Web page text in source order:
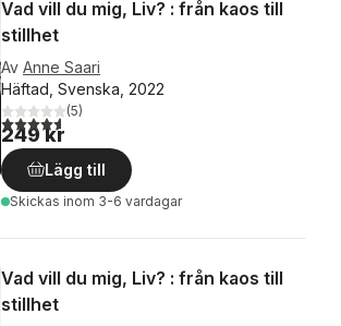
Vad vill du mig, Liv? : från kaos till
stillhet
Av Anne Saari
Häftad, Svenska, 2022
4,6utav 5 stjärnor. Totalt antal röster:
(5)
249 kr
Lägg till
Skickas inom 3-6 vardagar
Vad vill du mig, Liv? : från kaos till
stillhet